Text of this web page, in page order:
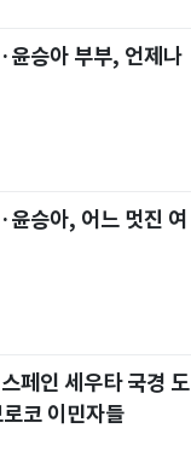
윤승아 부부, 언제나
윤승아, 어느 멋진 여
페인 세우타 국경 도
코 이민자들